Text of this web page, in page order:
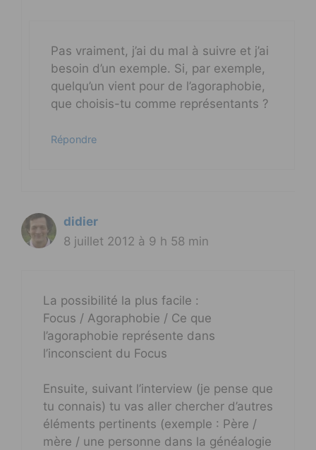
Pas vraiment, j’ai du mal à suivre et j’ai
besoin d’un exemple. Si, par exemple,
quelqu’un vient pour de l’agoraphobie,
que choisis-tu comme représentants ?
Répondre
didier
8 juillet 2012 à 9 h 58 min
La possibilité la plus facile :
Focus / Agoraphobie / Ce que
l’agoraphobie représente dans
l’inconscient du Focus
Ensuite, suivant l’interview (je pense que
tu connais) tu vas aller chercher d’autres
éléments pertinents (exemple : Père /
mère / une personne dans la généalogie